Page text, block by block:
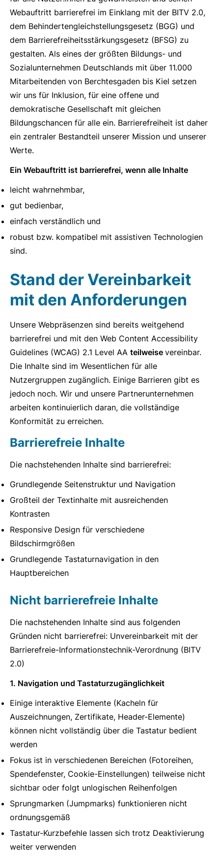
Webauftritt barrierefrei im Einklang mit der BITV 2.0,
dem Behindertengleichstellungsgesetz (BGG) und
dem Barrierefreiheitsstärkungsgesetz (BFSG) zu
gestalten. Als eines der größten Bildungs- und
Sozialunternehmen Deutschlands mit über 11.000
Mitarbeitenden von Berchtesgaden bis Kiel setzen
wir uns für Inklusion, für eine offene und
demokratische Gesellschaft mit gleichen
Bildungschancen für alle ein. Barrierefreiheit ist daher
ein zentraler Bestandteil unserer Mission und unserer
Werte.
Ein Webauftritt ist barrierefrei, wenn alle Inhalte
leicht wahrnehmbar,
gut bedienbar,
einfach verständlich und
robust bzw. kompatibel mit assistiven Technologien
sind.
Stand der Vereinbarkeit
mit den Anforderungen
Unsere Webpräsenzen sind bereits weitgehend
barrierefrei und mit den Web Content Accessibility
Guidelines (WCAG) 2.1 Level AA teilweise vereinbar.
Die Inhalte sind im Wesentlichen für alle
Nutzergruppen zugänglich. Einige Barrieren gibt es
jedoch noch. Wir und unsere Partnerunternehmen
arbeiten kontinuierlich daran, die vollständige
Konformität zu erreichen.
Barrierefreie Inhalte
Die nachstehenden Inhalte sind barrierefrei:
Grundlegende Seitenstruktur und Navigation
Großteil der Textinhalte mit ausreichenden
Kontrasten
Responsive Design für verschiedene
Bildschirmgrößen
Grundlegende Tastaturnavigation in den
Hauptbereichen
Nicht barrierefreie Inhalte
Die nachstehenden Inhalte sind aus folgenden
Gründen nicht barrierefrei: Unvereinbarkeit mit der
Barrierefreie-Informationstechnik-Verordnung (BITV
2.0)
1. Navigation und Tastaturzugänglichkeit
Einige interaktive Elemente (Kacheln für
Auszeichnungen, Zertifikate, Header-Elemente)
können nicht vollständig über die Tastatur bedient
werden
Fokus ist in verschiedenen Bereichen (Fotoreihen,
Spendefenster, Cookie-Einstellungen) teilweise nicht
sichtbar oder folgt unlogischen Reihenfolgen
Sprungmarken (Jumpmarks) funktionieren nicht
ordnungsgemäß
Tastatur-Kurzbefehle lassen sich trotz Deaktivierung
weiter verwenden